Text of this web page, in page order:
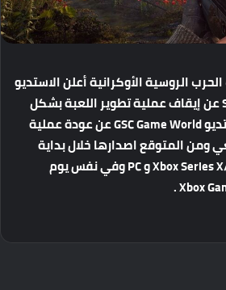
الحربالروسيةالأوكرانيةأعلنالاستديو
عنإيقافعمليةتطويراللعبةبشكل
عنعودةعملية
ومنالمتوقعاصدارهاخلالبداية
و وفينفسيوم